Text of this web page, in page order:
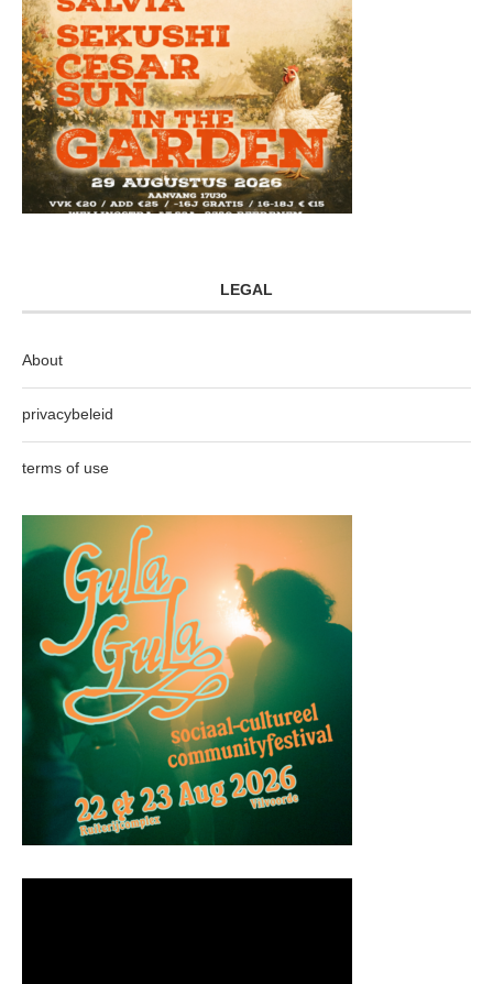
LEGAL
About
privacybeleid
terms of use